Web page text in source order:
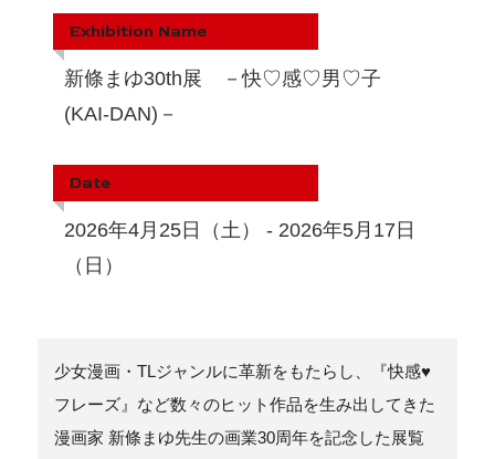
Exhibition Name
新條まゆ30th展 －快♡感♡男♡子
(KAI-DAN)－
Date
2026年4月25日（土） - 2026年5月17日
（日）
少女漫画・TLジャンルに革新をもたらし、『快感♥
フレーズ』など数々のヒット作品を生み出してきた
漫画家 新條まゆ先生の画業30周年を記念した展覧